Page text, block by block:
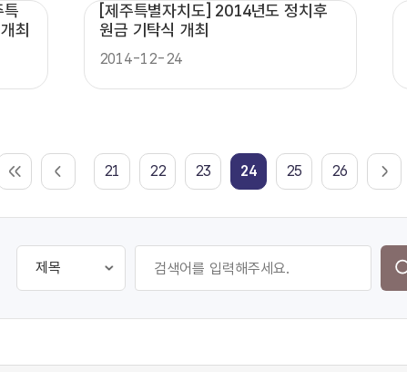
특
최
[제주특별자치도] 2014년도 정치후
원금 기탁식 개최
2014-12-24
21 22 23 24 25 26